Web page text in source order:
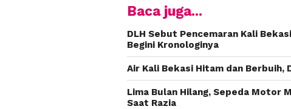
Baca juga...
DLH Sebut Pencemaran Kali
Begini Kronologinya
Air Kali Bekasi Hitam dan Berbuih,
Lima Bulan Hilang, Sepeda Motor
Saat Razia